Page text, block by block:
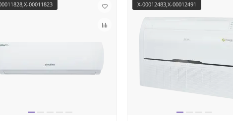
00011823 X-00012483,X-00012491